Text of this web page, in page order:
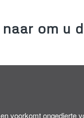
om u
voorkomt ongedierte